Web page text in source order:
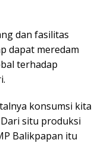
dan fasilitas
dapat meredam
terhadap
konsumsi kita
situ produksi
Balikpapan itu